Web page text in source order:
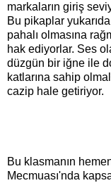
markaların giriş
Bu pikaplar
pahalı olmasına
hak ediyorlar. Ses
düzgün bir iğne ile
katlarına sahip
cazip hale getiriyor.
Bu klasmanın
Mecmuası'nda